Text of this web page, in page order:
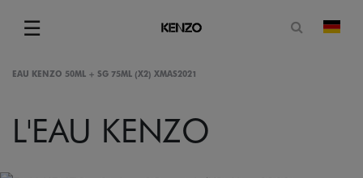
☰
Menu
EAU KENZO 50ML + SG 75ML (X2) XMAS2021
L'EAU KENZO